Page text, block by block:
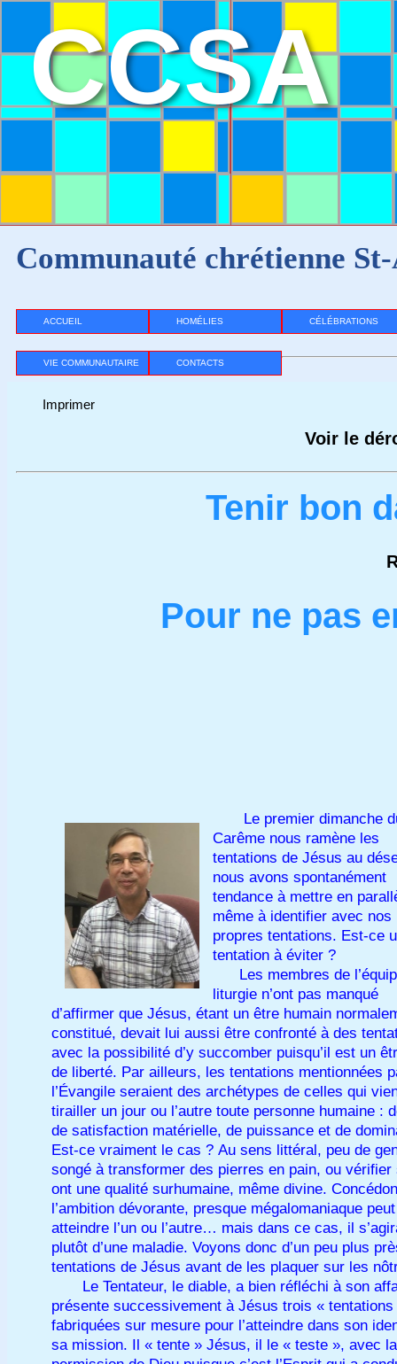
CCSA
Communauté chrétienne
ACCUEIL HOMÉLIES CÉLÉBRATIONS
VIE COMMUNAUTAIRE CONTACTS
Imprimer
Voir le
Tenir bon
Pour ne pas
Carême nous ramène les
tentations de Jésus au
nous avons spontanément
tendance à mettre en
même à identifier avec nos
propres tentations. Est-ce
tentation à éviter ?
Les membres de
liturgie n’ont pas manqué
d’affirmer que Jésus, étant un être humain
constitué, devait lui aussi être confronté à des
avec la possibilité d’y succomber puisqu’il est un
de liberté. Par ailleurs, les tentations mentionnées
l’Évangile seraient des archétypes de celles qui
tirailler un jour ou l’autre toute personne humaine :
de satisfaction matérielle, de puissance et de
Est-ce vraiment le cas ? Au sens littéral, peu de
songé à transformer des pierres en pain, ou vérifier
ont une qualité surhumaine, même divine.
l’ambition dévorante, presque mégalomaniaque peut
atteindre l’un ou l’autre… mais dans ce cas, il
plutôt d’une maladie. Voyons donc d’un peu plus
tentations de Jésus avant de les plaquer sur les
Le Tentateur, le diable, a bien réfléchi à son
présente successivement à Jésus trois « tentations
fabriquées sur mesure pour l’atteindre dans son
sa mission. Il « tente » Jésus, il le « teste », avec la